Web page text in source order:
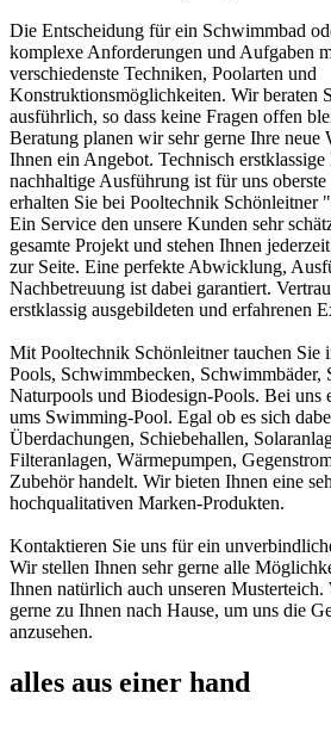
Die Entscheidung für ein Schwimmbad
komplexe Anforderungen und Aufgaben
verschiedenste Techniken, Poolarten und
Konstruktionsmöglichkeiten. Wir beraten
ausführlich, so dass keine Fragen offen
Beratung planen wir sehr gerne Ihre neue
Ihnen ein Angebot. Technisch
nachhaltige Ausführung ist für uns
erhalten Sie bei Pooltechnik Schönleitner
Ein Service den unsere Kunden sehr
gesamte Projekt und stehen Ihnen
zur Seite. Eine perfekte Abwicklung,
Nachbetreuung ist dabei garantiert.
erstklassig ausgebildeten und erfahrenen
Mit Pooltechnik Schönleitner tauchen Sie
Pools, Schwimmbecken, Schwimmbäder,
Naturpools und Biodesign-Pools. Bei uns
ums Swimming-Pool. Egal ob es sich
Überdachungen, Schiebehallen,
Filteranlagen, Wärmepumpen,
Zubehör handelt. Wir bieten Ihnen eine
hochqualitativen Marken-Produkten.
Kontaktieren Sie uns für ein
Wir stellen Ihnen sehr gerne alle
Ihnen natürlich auch unseren
gerne zu Ihnen nach Hause, um uns die
anzusehen.
alles aus einer hand